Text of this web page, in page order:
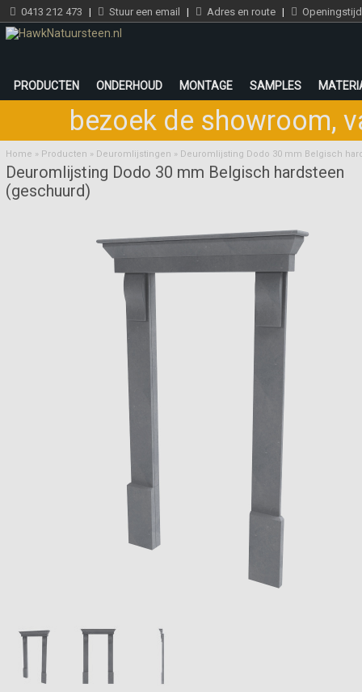
0413 212 473 | Stuur een email | Adres en route |
PRODUCTEN ONDERHOUD MONTAGE SAMPLES
bezoek de showroom,
Home » Producten » Deuromlijstingen » Deuromlijsting Dodo 30 mm Belgisch
Deuromlijsting Dodo 30 mm Belgisch hardsteen
(geschuurd)